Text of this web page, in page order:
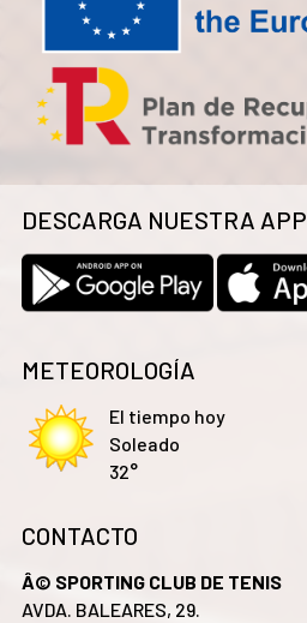
DESCARGA NUESTRA APP
METEOROLOGÍA
El tiempo hoy
Soleado
32°
CONTACTO
Â© SPORTING CLUB DE TENIS
AVDA. BALEARES, 29.